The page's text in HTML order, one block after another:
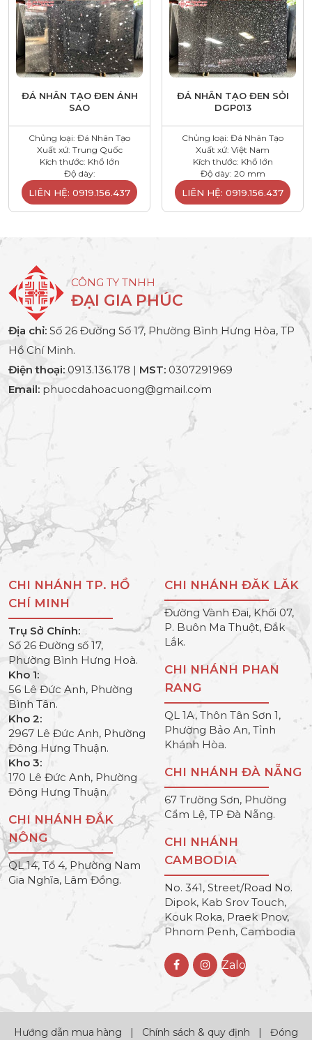
ĐÁ NHÂN TẠO ĐEN ÁNH
SAO
Chủng loại: Đá Nhân Tạo
Xuất xứ: Trung Quốc
Kích thước: Khổ lớn
Độ dày:
LIÊN HỆ: 0919.156.437
ĐÁ NHÂN TẠO ĐEN SỎI
DGP013
Chủng loại: Đá Nhân Tạo
Xuất xứ: Việt Nam
Kích thước: Khổ lớn
Độ dày: 20 mm
LIÊN HỆ: 0919.156.437
CÔNG TY TNHH
ĐẠI GIA PHÚC
Địa chỉ: Số 26 Đường Số 17, Phường Bình Hưng Hòa, TP
Hồ Chí Minh.
Điện thoại: 0913.136.178 | MST: 0307291969
Email: phuocdahoacuong@gmail.com
CHI NHÁNH TP. HỒ
CHÍ MINH
Trụ Sở Chính:
Số 26 Đường số 17,
Phường Bình Hưng Hoà.
Kho 1:
56 Lê Đức Anh, Phường
Bình Tân.
Kho 2:
2967 Lê Đức Anh, Phường
Đông Hưng Thuận.
Kho 3:
170 Lê Đức Anh, Phường
Đông Hưng Thuận.
CHI NHÁNH ĐẮK
NÔNG
QL 14, Tổ 4, Phường Nam
Gia Nghĩa, Lâm Đồng.
CHI NHÁNH ĐĂK LĂK
Đường Vành Đai, Khối 07,
P. Buôn Ma Thuột, Đắk
Lắk.
CHI NHÁNH PHAN
RANG
QL 1A, Thôn Tân Sơn 1,
Phường Bảo An, Tỉnh
Khánh Hòa.
CHI NHÁNH ĐÀ NẴNG
67 Trường Sơn, Phường
Cẩm Lệ, TP Đà Nẵng.
CHI NHÁNH
CAMBODIA
No. 341, Street/Road No.
Dipok, Kab Srov Touch,
Kouk Roka, Praek Pnov,
Phnom Penh, Cambodia
Zalo
Hướng dẫn mua hàng | Chính sách & quy định | Đóng